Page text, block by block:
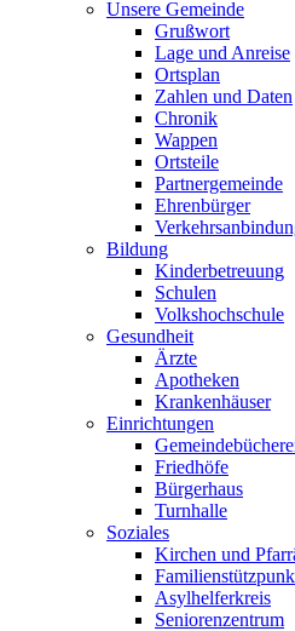
Unsere Gemeinde
Grußwort
Lage und Anreise
Ortsplan
Zahlen und Daten
Chronik
Wappen
Ortsteile
Partnergemeinde
Ehrenbürger
Bildung
Kinderbetreuung
Schulen
Volkshochschule
Gesundheit
Ärzte
Apotheken
Krankenhäuser
Einrichtungen
Friedhöfe
Bürgerhaus
Turnhalle
Soziales
Kirchen und
Asylhelferkreis
Seniorenzentrum